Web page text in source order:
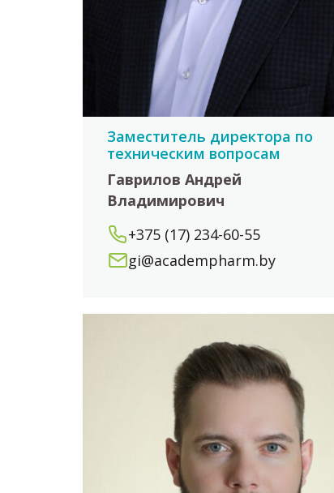
Заместитель директора по
техническим вопросам
Гаврилов Андрей
Владимирович
+375 (17) 234-60-55
gi@academpharm.by